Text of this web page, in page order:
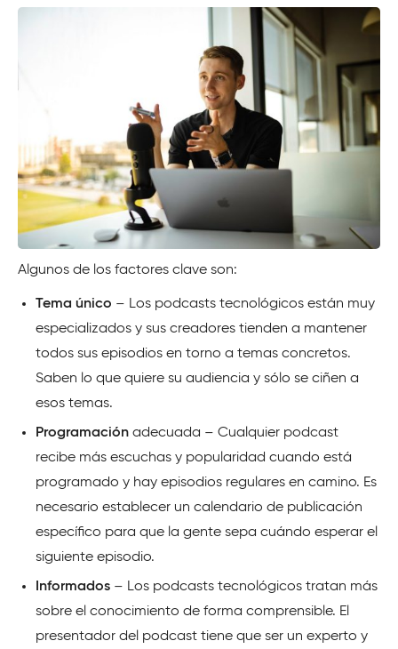
Algunos de los factores clave son:
Tema único – Los podcasts tecnológicos están muy
especializados y sus creadores tienden a mantener
todos sus episodios en torno a temas concretos.
Saben lo que quiere su audiencia y sólo se ciñen a
esos temas.
Programación adecuada – Cualquier podcast
recibe más escuchas y popularidad cuando está
programado y hay episodios regulares en camino. Es
necesario establecer un calendario de publicación
específico para que la gente sepa cuándo esperar el
siguiente episodio.
Informados – Los podcasts tecnológicos tratan más
sobre el conocimiento de forma comprensible. El
presentador del podcast tiene que ser un experto y